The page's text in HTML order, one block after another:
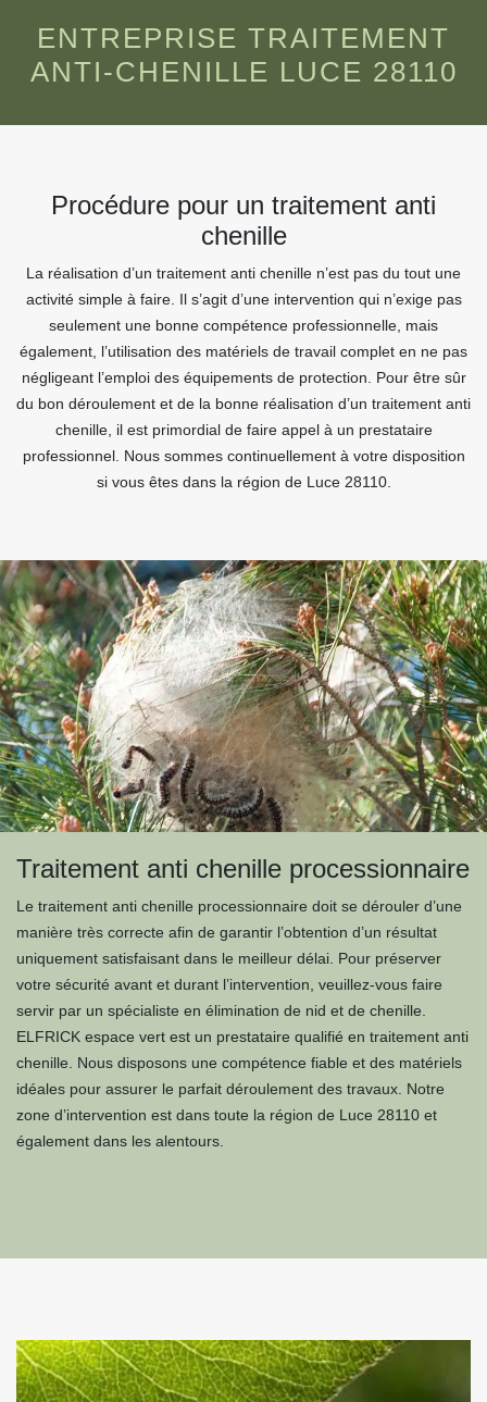
ENTREPRISE TRAITEMENT
ANTI-CHENILLE LUCE 28110
Procédure pour un traitement anti
chenille
La réalisation d’un traitement anti chenille n’est pas du tout une
activité simple à faire. Il s’agit d’une intervention qui n’exige pas
seulement une bonne compétence professionnelle, mais
également, l’utilisation des matériels de travail complet en ne pas
négligeant l’emploi des équipements de protection. Pour être sûr
du bon déroulement et de la bonne réalisation d’un traitement anti
chenille, il est primordial de faire appel à un prestataire
professionnel. Nous sommes continuellement à votre disposition
si vous êtes dans la région de Luce 28110.
Traitement anti chenille processionnaire
Le traitement anti chenille processionnaire doit se dérouler d’une
manière très correcte afin de garantir l’obtention d’un résultat
uniquement satisfaisant dans le meilleur délai. Pour préserver
votre sécurité avant et durant l’intervention, veuillez-vous faire
servir par un spécialiste en élimination de nid et de chenille.
ELFRICK espace vert est un prestataire qualifié en traitement anti
chenille. Nous disposons une compétence fiable et des matériels
idéales pour assurer le parfait déroulement des travaux. Notre
zone d’intervention est dans toute la région de Luce 28110 et
également dans les alentours.